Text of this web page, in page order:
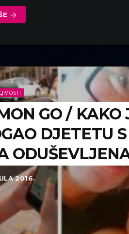
arrow_forward
GO / KAKO
DJETETU
2016.